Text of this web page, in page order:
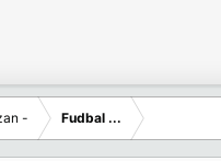
- Fudbal ...